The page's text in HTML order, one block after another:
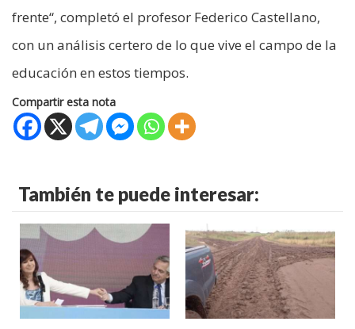
frente“, completó el profesor Federico Castellano,
con un análisis certero de lo que vive el campo de la
educación en estos tiempos.
Compartir esta nota
También te puede interesar: